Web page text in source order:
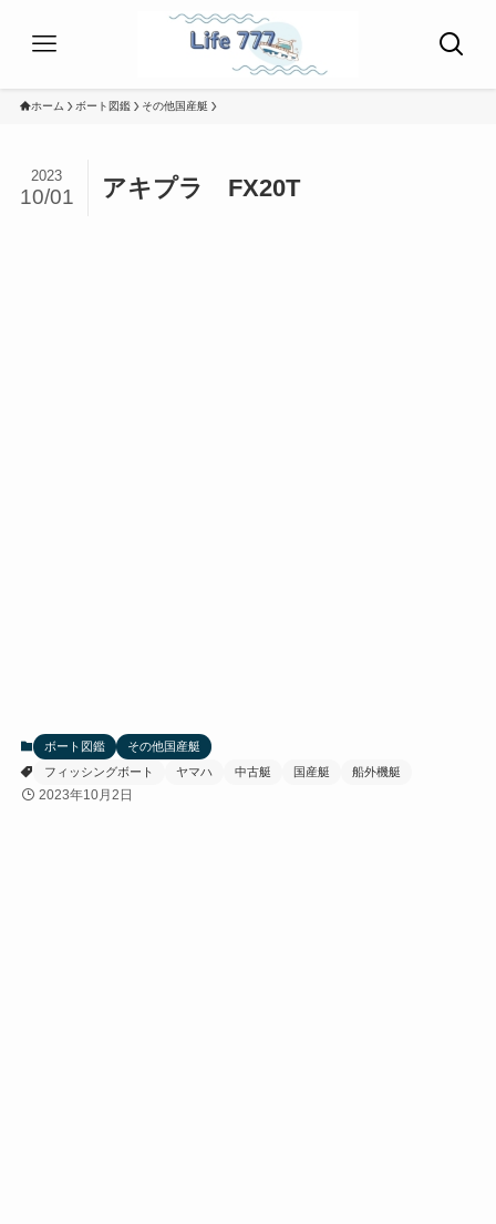
ホーム ボート図鑑 その他国産艇
アキプラ FX20T
2023
10/01
ボート図鑑
その他国産艇
フィッシングボート
ヤマハ 中古艇 国産艇 船外機艇
2023年10月2日